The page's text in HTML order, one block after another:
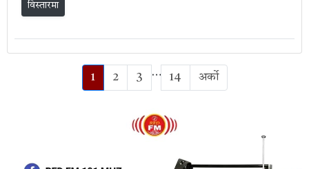
विस्तारमा
1 2 3 … 14 अर्को